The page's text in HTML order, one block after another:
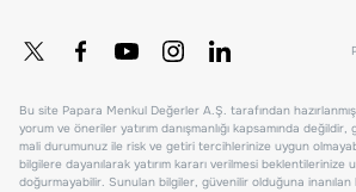
Bu site Papara Menkul Değerler A.Ş. tarafından
yorum ve öneriler yatırım danışmanlığı kapsamında
mali durumunuz ile risk ve getiri tercihlerinize uygun
bilgilere dayanılarak yatırım kararı verilmesi beklentilerinize
doğurmayabilir. Sunulan bilgiler, güvenilir olduğuna inanılan